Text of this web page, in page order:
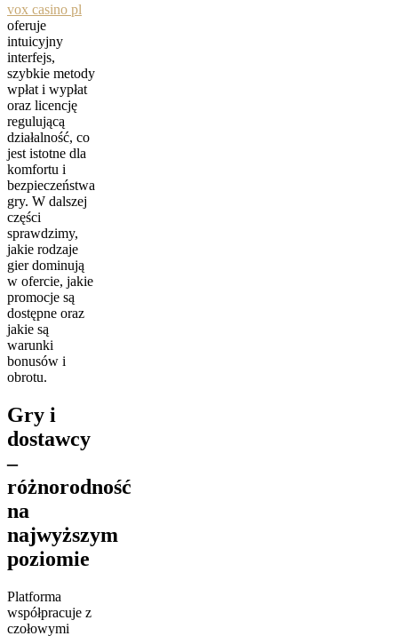
vox casino pl
oferuje
intuicyjny
interfejs,
szybkie metody
wpłat i wypłat
oraz licencję
regulującą
działalność, co
jest istotne dla
komfortu i
bezpieczeństwa
gry. W dalszej
części
sprawdzimy,
jakie rodzaje
gier dominują
w ofercie, jakie
promocje są
dostępne oraz
jakie są
warunki
bonusów i
obrotu.
Gry i
dostawcy
–
różnorodność
na
najwyższym
poziomie
Platforma
współpracuje z
czołowymi